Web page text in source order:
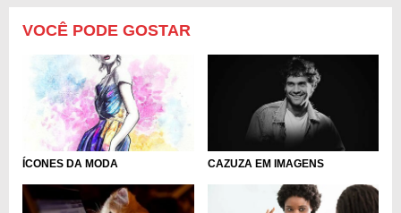
VOCÊ PODE GOSTAR
ÍCONES DA MODA CAZUZA EM IMAGENS